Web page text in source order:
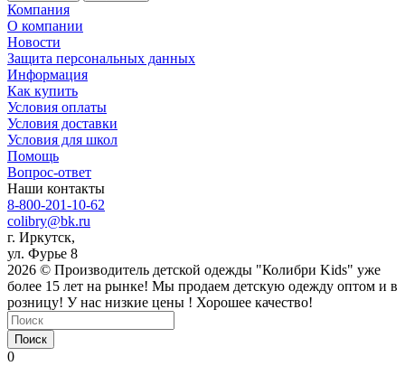
Компания
О компании
Новости
Защита персональных данных
Информация
Как купить
Условия оплаты
Условия доставки
Условия для школ
Помощь
Вопрос-ответ
Наши контакты
8-800-201-10-62
colibry@bk.ru
г. Иркутск,
ул. Фурье 8
2026 © Производитель детской одежды "Колибри Kids" уже
более 15 лет на рынке! Мы продаем детскую одежду оптом и в
розницу! У нас низкие цены ! Хорошее качество!
Поиск
0